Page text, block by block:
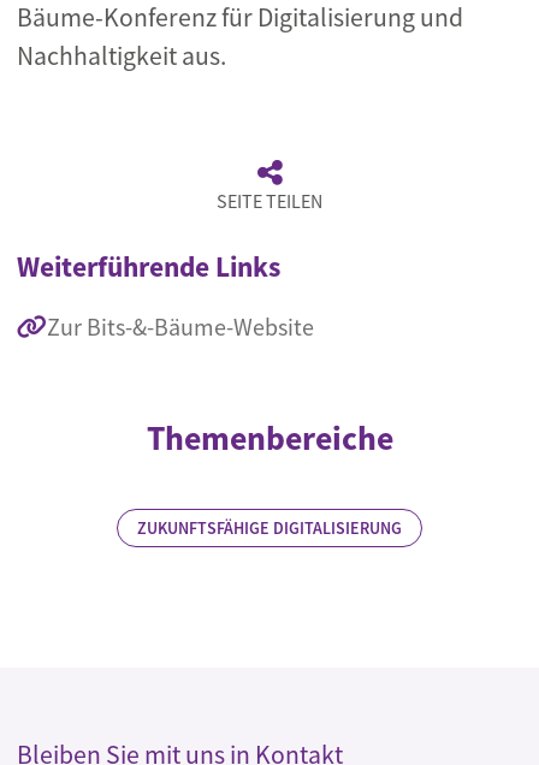
Bäume-Konferenz für Digitalisierung und
Nachhaltigkeit aus.
SEITE TEILEN
Weiterführende Links
Zur Bits-&-Bäume-Website
Themenbereiche
ZUKUNFTSFÄHIGE DIGITALISIERUNG
Bleiben Sie mit uns in Kontakt